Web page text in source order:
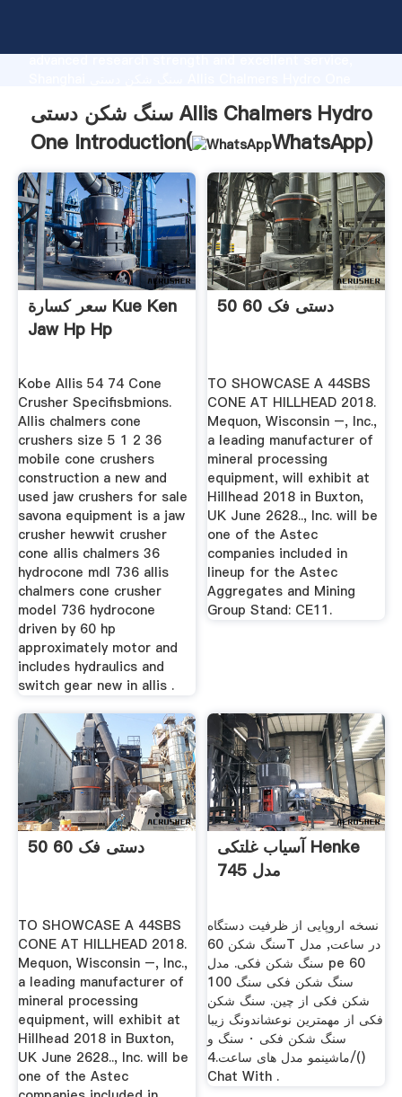
advanced research strength and excellent service,
supplier create the value and bring values to all of
customers.
سنگ شکن دستی Allis Chalmers Hydro
One Introduction(
WhatsApp)
سعر كسارة Kue Ken
Jaw Hp Hp
Kobe Allis 54 74 Cone
Crusher Specifisbmions.
Allis chalmers cone
crushers size 5 1 2 36
mobile cone crushers
construction a new and
used jaw crushers for sale
savona equipment is a jaw
crusher hewwit crusher
cone allis chalmers 36
hydrocone mdl 736 allis
chalmers cone crusher
model 736 hydrocone
driven by 60 hp
approximately motor and
includes hydraulics and
switch gear new in allis .
50 60 دستی فک
TO SHOWCASE A 44SBS
CONE AT HILLHEAD 2018.
Mequon, Wisconsin –, Inc.,
a leading manufacturer of
mineral processing
equipment, will exhibit at
Hillhead 2018 in Buxton,
UK June 2628.., Inc. will be
one of the Astec
companies included in
lineup for the Astec
Aggregates and Mining
Group Stand: CE11.
50 60 دستی فک
TO SHOWCASE A 44SBS
CONE AT HILLHEAD 2018.
Mequon, Wisconsin –, Inc.,
a leading manufacturer of
mineral processing
equipment, will exhibit at
Hillhead 2018 in Buxton,
UK June 2628.., Inc. will be
one of the Astec
آسیاب غلتکی Henke
مدل 745
نسخه اروپایی از ظرفیت دستگاه
سنگ شکن 60T در ساعت, مدل
سنگ شکن فکی. مدل pe 60
100 سنگ شکن فکی سنگ
شکن فکی از چین. سنگ شکن
فکی از مهمترین نوعشاندونگ زیبا
سنگ شکن فکی · سنگ و
ماشینمو مدل های ساعت.4/()
Chat With .